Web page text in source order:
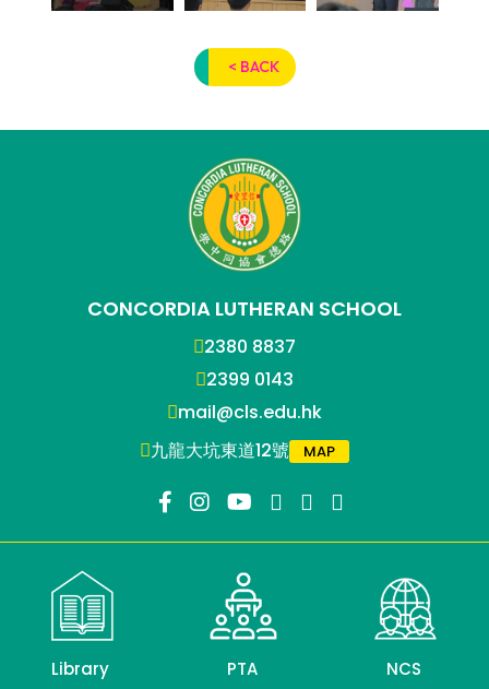
< BACK
CONCORDIA LUTHERAN SCHOOL
2380 8837
2399 0143
mail@cls.edu.hk
九龍大坑東道12號
MAP
Library PTA NCS